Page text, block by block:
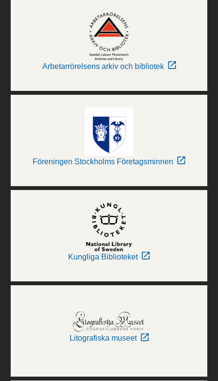
Arbetarrörelsens arkiv och bibliotek
Föreningen Stockholms Företagsminnen
Kungliga Biblioteket
Litografiska museet